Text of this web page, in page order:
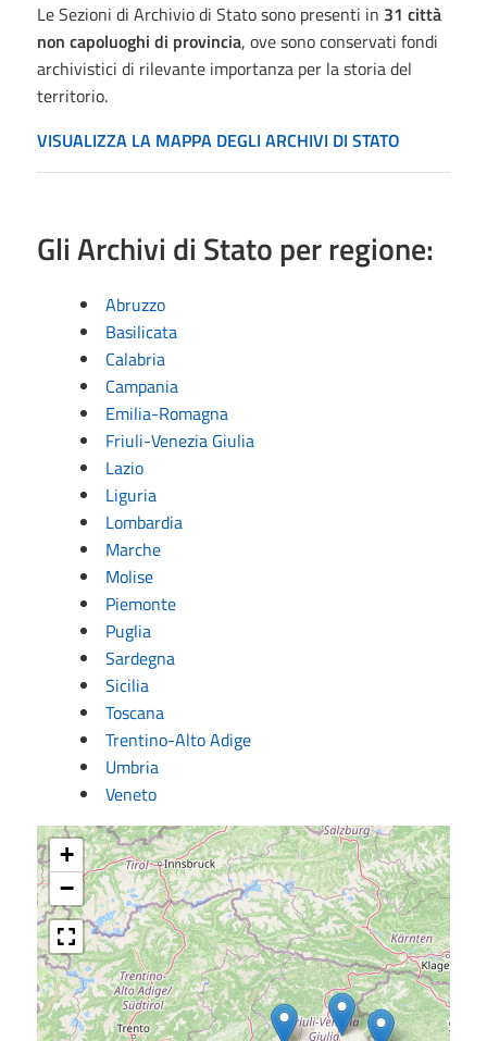
Le Sezioni di Archivio di Stato sono presenti in 31 città
non capoluoghi di provincia, ove sono conservati fondi
archivistici di rilevante importanza per la storia del
territorio.
VISUALIZZA LA MAPPA DEGLI ARCHIVI DI STATO
Gli Archivi di Stato per regione:
Abruzzo
Basilicata
Calabria
Campania
Emilia-Romagna
Friuli-Venezia Giulia
Lazio
Liguria
Lombardia
Marche
Molise
Piemonte
Puglia
Sardegna
Sicilia
Toscana
Trentino-Alto Adige
Umbria
Veneto
+
−